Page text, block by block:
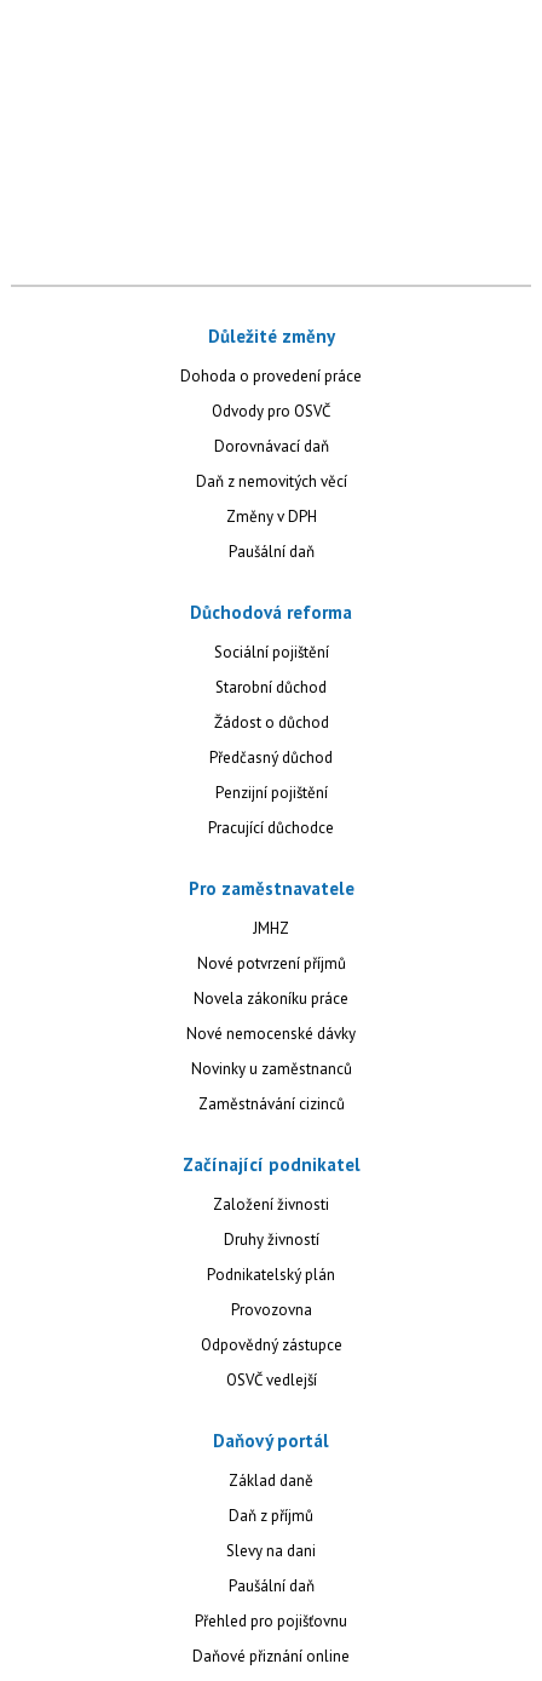
Důležité změny
Dohoda o provedení práce
Odvody pro OSVČ
Dorovnávací daň
Daň z nemovitých věcí
Změny v DPH
Paušální daň
Důchodová reforma
Sociální pojištění
Starobní důchod
Žádost o důchod
Předčasný důchod
Penzijní pojištění
Pracující důchodce
Pro zaměstnavatele
JMHZ
Nové potvrzení příjmů
Novela zákoníku práce
Nové nemocenské dávky
Novinky u zaměstnanců
Zaměstnávání cizinců
Začínající podnikatel
Založení živnosti
Druhy živností
Podnikatelský plán
Provozovna
Odpovědný zástupce
OSVČ vedlejší
Daňový portál
Základ daně
Daň z příjmů
Slevy na dani
Paušální daň
Přehled pro pojišťovnu
Daňové přiznání online